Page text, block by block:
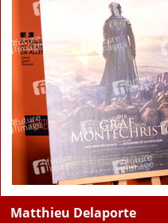
Matthieu Delaporte